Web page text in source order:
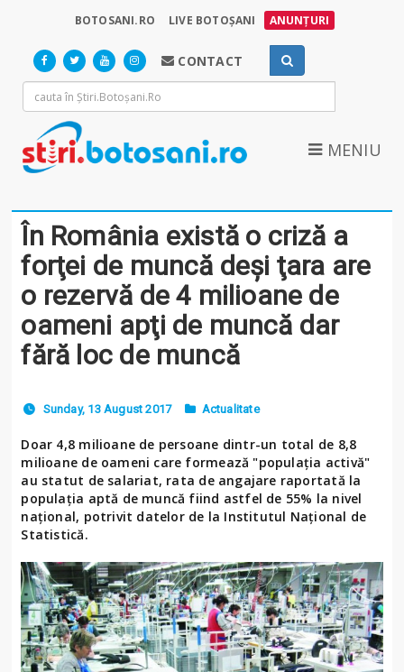
BOTOSANI.RO LIVE BOTOȘANI ANUNȚURI
CONTACT
MENIU
În România există o criză a
forţei de muncă deşi ţara are
o rezervă de 4 milioane de
oameni apţi de muncă dar
fără loc de muncă
Sunday, 13 August 2017 Actualitate
Doar 4,8 milioane de persoane dintr-un total de 8,8
milioane de oameni care formează "populaţia activă"
au statut de salariat, rata de angajare raportată la
populaţia aptă de muncă fiind astfel de 55% la nivel
naţional, potrivit datelor de la Institutul Naţional de
Statistică.